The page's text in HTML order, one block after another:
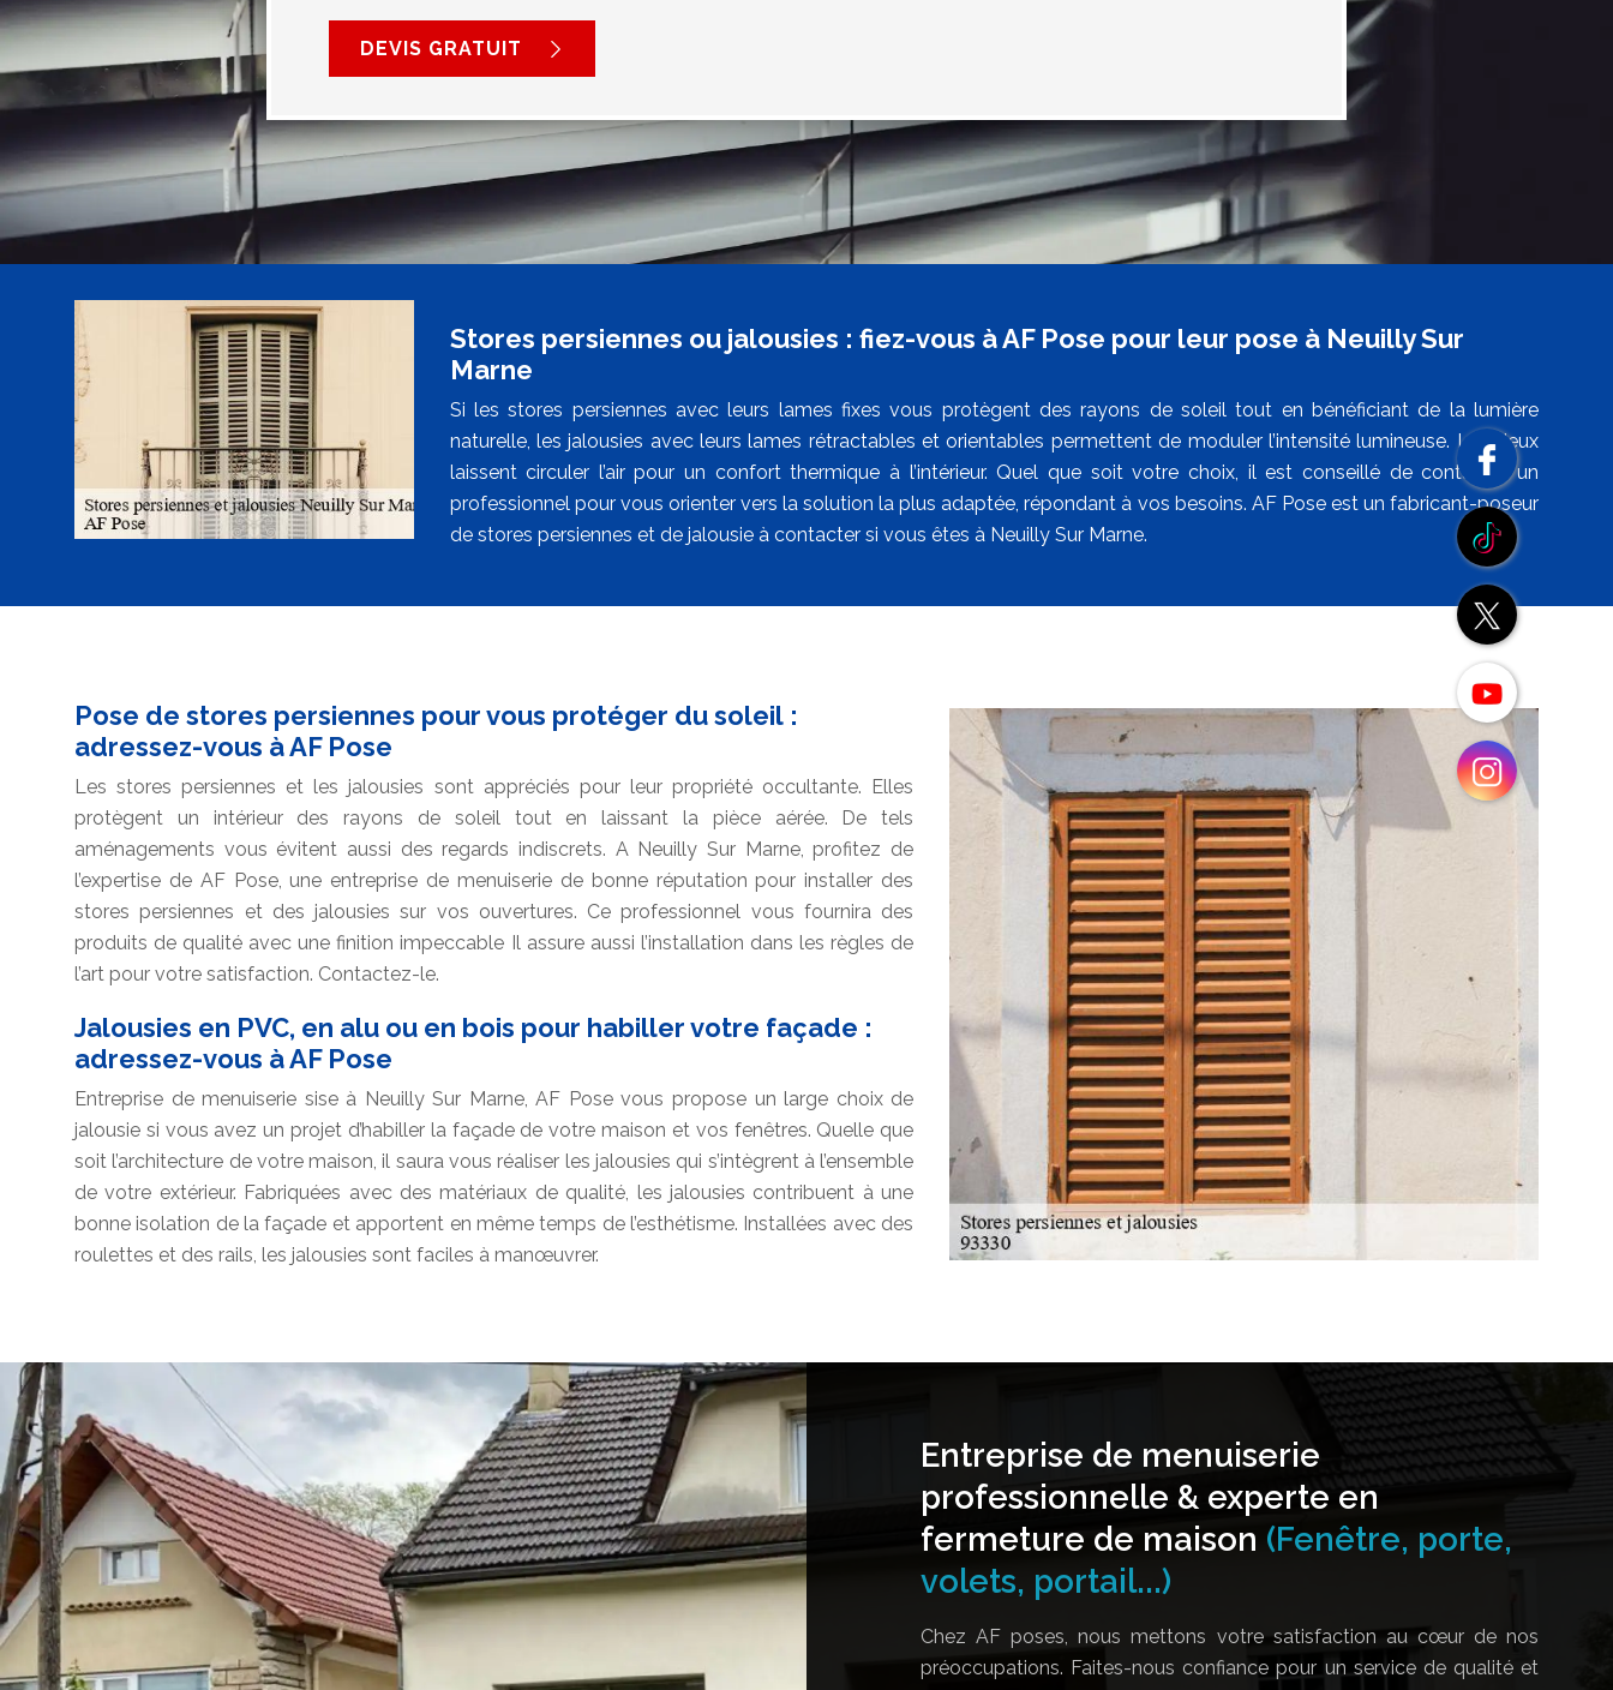
DEVIS GRATUIT
Stores persiennes ou jalousies : fiez-vous à AF Pose pour leur pose à Neuilly Sur
Marne
Si les stores persiennes avec leurs lames fixes vous protègent des rayons de soleil tout en bénéficiant de la lumière
naturelle, les jalousies avec leurs lames rétractables et orientables permettent de moduler l’intensité lumineuse. Les deux
laissent circuler l’air pour un confort thermique à l’intérieur. Quel que soit votre choix, il est conseillé de contacter un
professionnel pour vous orienter vers la solution la plus adaptée, répondant à vos besoins. AF Pose est un fabricant-poseur
de stores persiennes et de jalousie à contacter si vous êtes à Neuilly Sur Marne.
Pose de stores persiennes pour vous protéger du soleil :
adressez-vous à AF Pose
Les stores persiennes et les jalousies sont appréciés pour leur propriété occultante. Elles
protègent un intérieur des rayons de soleil tout en laissant la pièce aérée. De tels
aménagements vous évitent aussi des regards indiscrets. A Neuilly Sur Marne, profitez de
l’expertise de AF Pose, une entreprise de menuiserie de bonne réputation pour installer des
stores persiennes et des jalousies sur vos ouvertures. Ce professionnel vous fournira des
produits de qualité avec une finition impeccable Il assure aussi l’installation dans les règles de
l’art pour votre satisfaction. Contactez-le.
Jalousies en PVC, en alu ou en bois pour habiller votre façade :
adressez-vous à AF Pose
Entreprise de menuiserie sise à Neuilly Sur Marne, AF Pose vous propose un large choix de
jalousie si vous avez un projet d’habiller la façade de votre maison et vos fenêtres. Quelle que
soit l’architecture de votre maison, il saura vous réaliser les jalousies qui s’intègrent à l’ensemble
de votre extérieur. Fabriquées avec des matériaux de qualité, les jalousies contribuent à une
bonne isolation de la façade et apportent en même temps de l’esthétisme. Installées avec des
roulettes et des rails, les jalousies sont faciles à manœuvrer.
Entreprise de menuiserie
professionnelle & experte en
fermeture de maison (Fenêtre, porte,
volets, portail...)
Chez AF poses, nous mettons votre satisfaction au cœur de nos
préoccupations. Faites-nous confiance pour un service de qualité et